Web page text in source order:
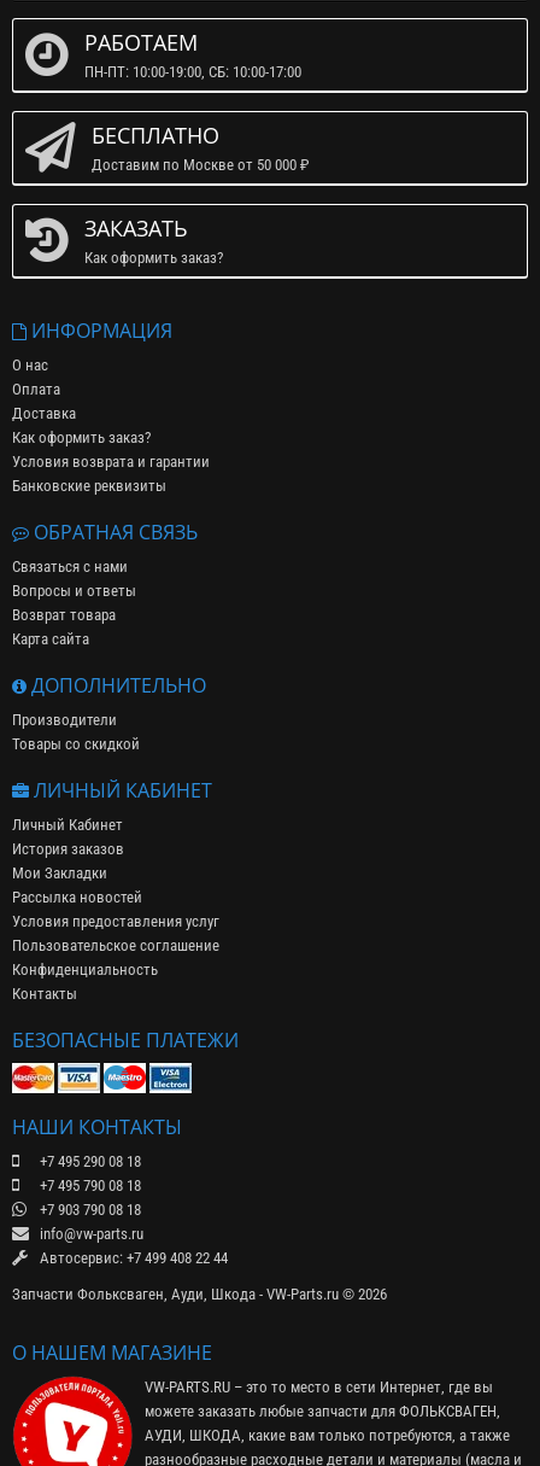
РАБОТАЕМ
ПН-ПТ: 10:00-19:00, СБ: 10:00-17:00
БЕСПЛАТНО
Доставим по Москве от 50 000 ₽
ЗАКАЗАТЬ
Как оформить заказ?
ИНФОРМАЦИЯ
О нас
Оплата
Доставка
Как оформить заказ?
Условия возврата и гарантии
Банковские реквизиты
ОБРАТНАЯ СВЯЗЬ
Связаться с нами
Вопросы и ответы
Возврат товара
Карта сайта
ДОПОЛНИТЕЛЬНО
Производители
Товары со скидкой
ЛИЧНЫЙ КАБИНЕТ
Личный Кабинет
История заказов
Мои Закладки
Рассылка новостей
Условия предоставления услуг
Пользовательское соглашение
Конфиденциальность
Контакты
БЕЗОПАСНЫЕ ПЛАТЕЖИ
НАШИ КОНТАКТЫ
+7 495 290 08 18
+7 495 790 08 18
+7 903 790 08 18
info@vw-parts.ru
Автосервис: +7 499 408 22 44
Запчасти Фольксваген, Ауди, Шкода - VW-Parts.ru © 2026
О НАШЕМ МАГАЗИНЕ
VW-PARTS.RU – это то место в сети Интернет, где вы
можете заказать любые запчасти для ФОЛЬКСВАГЕН,
АУДИ, ШКОДА, какие вам только потребуются, а также
разнообразные расходные детали и материалы (масла и